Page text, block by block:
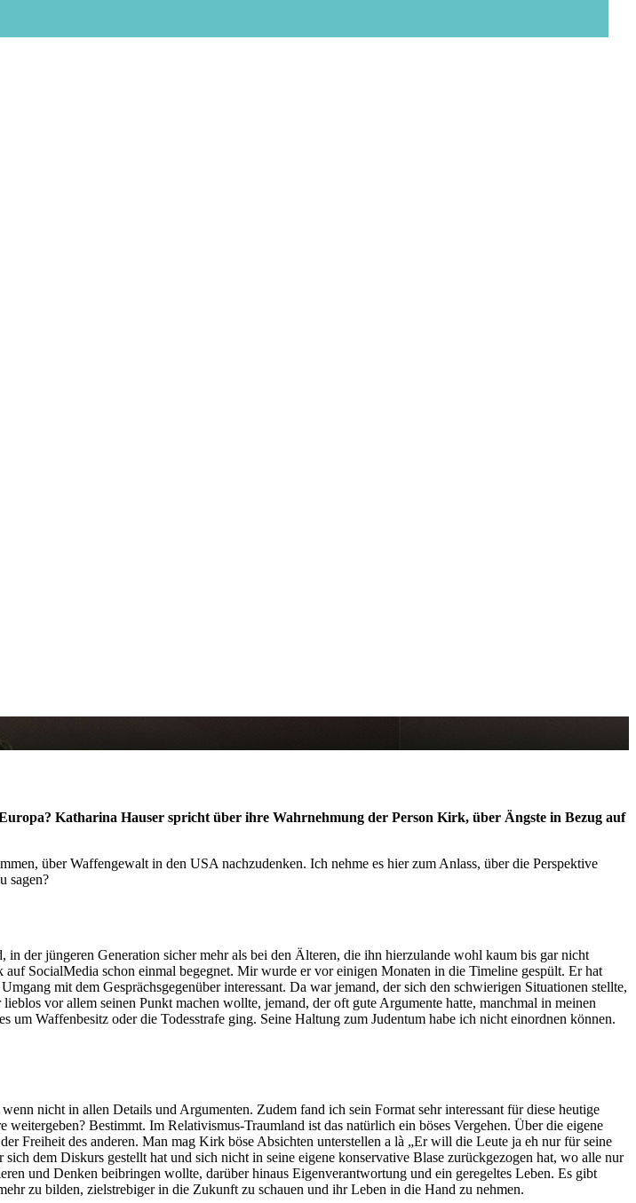
Katharina Hauser spricht über ihre Wahrnehmung der Person Kirk, über Ängste in Bezug auf
über Waffengewalt in den USA nachzudenken. Ich nehme es hier zum Anlass, über die Perspektive
sagen?
der jüngeren Generation sicher mehr als bei den Älteren, die ihn hierzulande wohl kaum bis gar nicht
SocialMedia schon einmal begegnet. Mir wurde er vor einigen Monaten in die Timeline gespült. Er hat
mit dem Gesprächsgegenüber interessant. Da war jemand, der sich den schwierigen Situationen stellte,
vor allem seinen Punkt machen wollte, jemand, der oft gute Argumente hatte, manchmal in meinen
Waffenbesitz oder die Todesstrafe ging. Seine Haltung zum Judentum habe ich nicht einordnen können.
nicht in allen Details und Argumenten. Zudem fand ich sein Format sehr interessant für diese heutige
Bestimmt. Im Relativismus-Traumland ist das natürlich ein böses Vergehen. Über die eigene
Freiheit des anderen. Man mag Kirk böse Absichten unterstellen a là „Er will die Leute ja eh nur für seine
dem Diskurs gestellt hat und sich nicht in seine eigene konservative Blase zurückgezogen hat, wo alle nur
und Denken beibringen wollte, darüber hinaus Eigenverantwortung und ein geregeltes Leben. Es gibt
zu bilden, zielstrebiger in die Zukunft zu schauen und ihr Leben in die Hand zu nehmen.